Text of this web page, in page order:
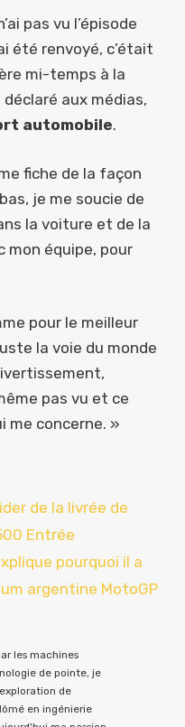
pas vu l’épisode
été renvoyé, c’était
mi-temps à la
aux médias,
automobile.
fiche de la façon
je me soucie de
la voiture et de la
mon équipe, pour
pour le meilleur
la voie du monde
pas vu et ce
me concerne. »
de la livrée de
Entrée
pourquoi il a
argentine MotoGP
les machines
de pointe, je
de
en ingénierie